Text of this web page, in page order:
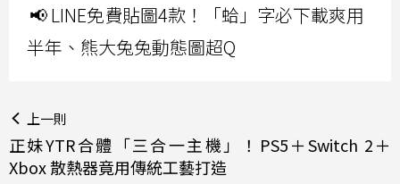
📢 LINE免費貼圖4款！「蛤」字必下載爽用
半年、熊大兔兔動態圖超Q
上一則
正妹YTR合體「三合一主機」！PS5＋Switch 2＋
Xbox 散熱器竟用傳統工藝打造